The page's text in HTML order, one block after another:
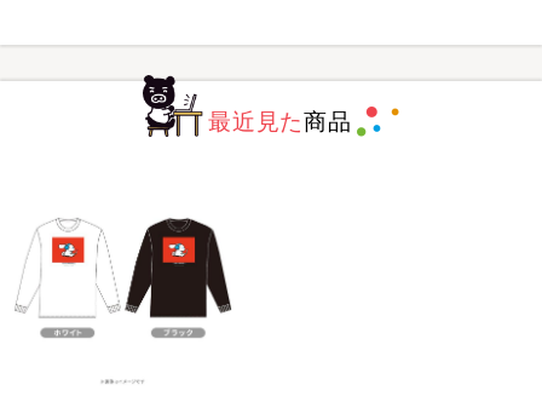
最近見た商品